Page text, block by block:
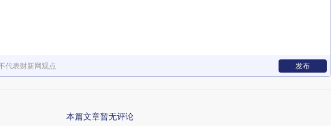
代表财新网观点 发布
本篇文章暂无评论